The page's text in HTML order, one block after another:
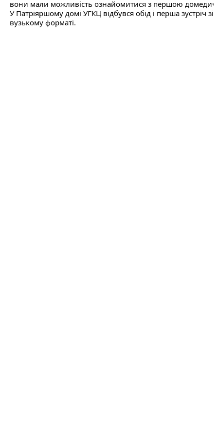
вони мали можливість ознайомитися з першою
У Патріяршому домі УГКЦ відбувся обід і перша зустріч
вузькому форматі.